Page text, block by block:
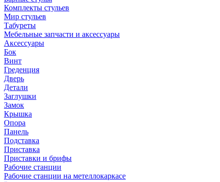
Комплекты стульев
Мир стульев
Табуреты
Мебельные запчасти и аксессуары
Аксессуары
Бок
Винт
Греденция
Дверь
Детали
Заглушки
Замок
Крышка
Опора
Панель
Подставка
Приставка
Приставки и брифы
Рабочие станции
Рабочие станции на метеллокаркасе